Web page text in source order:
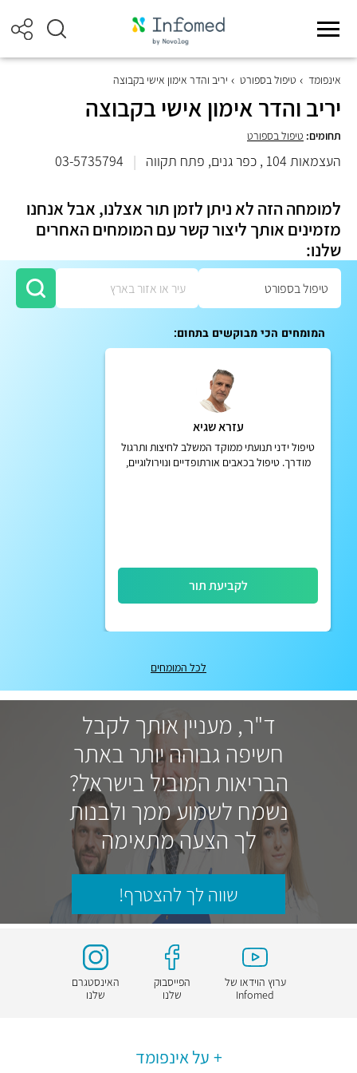
אינפומד טיפול בספורט יריב והדר אימון אישי בקבוצה
יריב והדר אימון אישי בקבוצה
תחומים: טיפול בספורט
העצמאות 104 , כפר גנים, פתח תקווה |
03-5735794
למומחה הזה לא ניתן לזמן תור אצלנו, אבל אנחנו
מזמינים אותך ליצור קשר עם המומחים האחרים
שלנו:
המומחים הכי מבוקשים בתחום:
עזרא שגיא
טיפול ידני תנועתי ממוקד המשלב לחיצות ותרגול
מודרך. טיפול בכאבים אורתופדיים ונוירולוגיים,
לקביעת תור
לכל המומחים
ד"ר, מעניין אותך לקבל
חשיפה גבוהה יותר באתר
הבריאות המוביל בישראל?
נשמח לשמוע ממך ולבנות
לך הצעה מתאימה
שווה לך להצטרף!
ערוץ הוידאו של
Infomed
הפייסבוק
שלנו
האינסטגרם
שלנו
על אינפומד